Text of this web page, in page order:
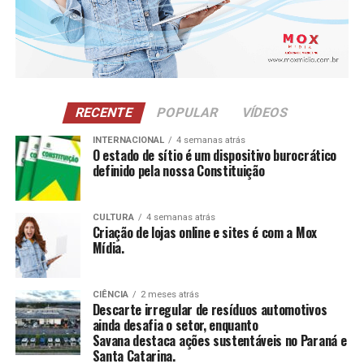
Nesta temporada, Balneário Camboriú passa a integrar o
seleto grupo de cidades brasileiras com porto de
embarque e desembarque, ao lado de Santos (SP), Rio de
Janeiro (RJ), Salvador (BA), Maceió (AL) e Itajaí (SC). O
primeiro embarque oficial a partir da cidade acontece
em 26 de janeiro de 2026, com destino a Punta del Este
(Uruguai), a bordo do navio Preziosa.
Com estrutura ativa há sete temporadas, o porto de
embarque e desembarque funciona como uma ampliação
do Atracadouro Barra Sul, contando com a atuação de
autoridades federais responsáveis pela fiscalização e
Os fones de ouvido de ouro de Raoni, produzidos em
RECENTE POPULAR VÍDEOS
INTERNACIONAL 4 semanas atrás
O estado de sítio é um dispositivo burocrático
definido pela nossa Constituição
CULTURA 4 semanas atrás
Criação de lojas online e sites é com a Mox
Mídia.
CIÊNCIA 2 meses atrás
Descarte irregular de resíduos automotivos
ainda desafia o setor, enquanto
Savana destaca ações sustentáveis no Paraná e
Santa Catarina.